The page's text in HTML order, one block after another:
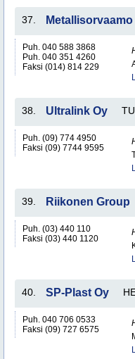
37.
Puh. 040 588 3868
Puh. 040 351 4260
Faksi (014) 814 229
38. Ultralink Oy
Puh. (09) 774 4950
Faksi (09) 7744 9595
39. Riikonen Group
Puh. (03) 440 110
Faksi (03) 440 1120
40. SP-Plast Oy
Puh. 040 706 0533
Faksi (09) 727 6575